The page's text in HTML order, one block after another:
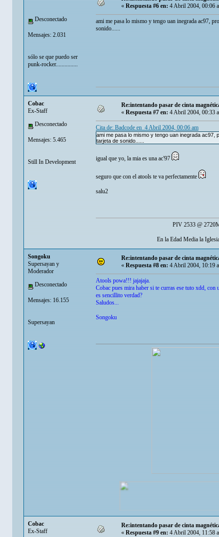
Desconectado
Mensajes: 2.031
sólo se que puedo ser
punk-rocker...............
«Respuesta #6 en:4 Abril 2004, 00:06
ami me pasa lo mismo y tengo uan inegrada ac97,
sonido......
Cobac
Ex-Staff
Desconectado
Mensajes: 5.465
Still In Development
Re:intentando pasar de cinta
« Respuesta #7 en: 4 Abril 2004, 00:33
Cita de: Badcode en 4 Abril 2004, 00:06 am
ami me pasa lo mismo y tengo uan inegrada ac97,
tarjeta de sonido......
igual que yo, la mia es una ac'97
seguro que con el atools te va perfectamente
salu2
PIV 2533 @
En la Edad Media la
Songoku
Supersayan y
Moderador
Desconectado
Mensajes: 16.155
Supersayan
Re:intentando pasar de cinta
«Respuesta #8 en:4 Abril 2004, 10:19
Atools powa!!! jajajaja.
Cobac pues mira haber si te curras ese tuto xdd, con
es sencillito verdad?
Saludos...
Songoku
Cobac
Ex-Staff
Re:intentando pasar de cinta
« Respuesta #9 en: 4 Abril 2004, 11:58